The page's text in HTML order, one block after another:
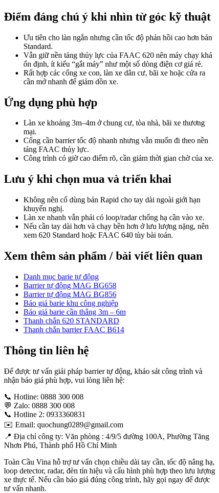
Điểm đáng chú ý khi nhìn từ góc kỹ thuật
Ưu tiên cho làn ngắn nhưng cần tốc độ phản hồi cao hơn bản
Standard.
Vẫn giữ nền tảng thủy lực của FAAC 620 nên máy chạy khá
ổn định, ít kiểu “gắt máy” như một số dòng điện cơ giá rẻ.
Rất hợp các cổng xe con, làn xe dân cư, bãi xe hoặc cửa ra
cần mở nhanh để giảm dồn xe.
Ứng dụng phù hợp
Làn xe khoảng 3m–4m ở chung cư, tòa nhà, bãi xe thương
mại.
Cổng cần barrier tốc độ nhanh nhưng vẫn muốn đi theo nền
tảng FAAC thủy lực.
Công trình có giờ cao điểm rõ, cần giảm thời gian chờ của xe.
Lưu ý khi chọn mua và triển khai
Không nên cố dùng bản Rapid cho tay dài ngoài giới hạn
khuyến nghị.
Làn xe nhanh vẫn phải có loop/radar chống hạ cần vào xe.
Nếu cần tay dài hơn và chạy bền hơn ở lưu lượng nặng, nên
xem 620 Standard hoặc FAAC 640 tùy bài toán.
Xem thêm sản phẩm / bài viết liên quan
Danh mục barie tự động
Barrier tự động MAG BG658
Barrier tự động MAG BG856
Báo giá barie khu công nghiệp
Báo giá barie cần thẳng 3m – 6m
Thanh chắn 620 STANDARD
Thanh chắn barrier FAAC B614
Thông tin liên hệ
Để được tư vấn giải pháp barrier tự động, khảo sát công trình và
nhận báo giá phù hợp, vui lòng liên hệ:
📞 Hotline: 0888 300 008
💬 Zalo: 0888 300 008
📞 Hotline 2: 0933360831
✉️ Email: quochung0289@gmail.com
📍 Địa chỉ công ty: Văn phòng : 4/9/5 đường 100A, Phường Tăng
Nhơn Phú, Thành phố Hồ Chí Minh
Toàn Cầu Vina hỗ trợ tư vấn chọn chiều dài tay cần, tốc độ nâng hạ,
loop detector, radar, đèn tín hiệu và cấu hình phù hợp theo lưu lượng
xe thực tế. Nếu cần báo giá đúng công trình, hãy gọi ngay để được
tư vấn nhanh.